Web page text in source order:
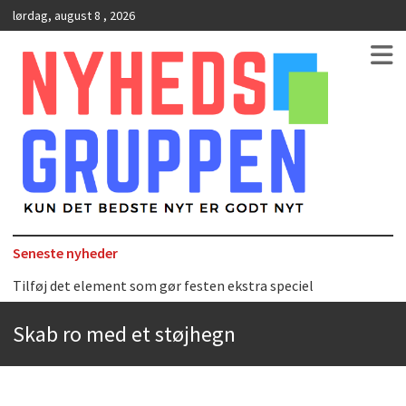
lørdag, august 8 , 2026
NyhedsGruppen
Kun det bedste nyt er godt nyt
Seneste nyheder
Tilføj det element som gør festen ekstra speciel
Bedste Restaurant i Ørestaden
Skab ro med et støjhegn